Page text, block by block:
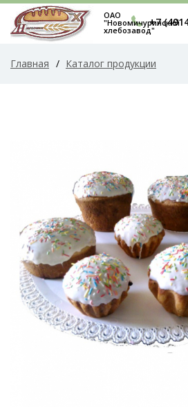
ОАО
"Новомичуринский
хлебозавод"
+7
Главная / Каталог продукции